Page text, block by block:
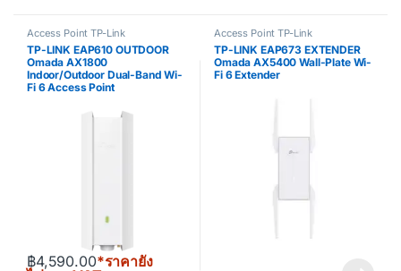
Access Point TP-Link
TP-LINK EAP610 OUTDOOR
Omada AX1800
Indoor/Outdoor Dual-Band Wi-
Fi 6 Access Point
฿4,590.00*ราคายัง
Access Point TP-Link
TP-LINK EAP673 EXTENDER
Omada AX5400 Wall-Plate Wi-
Fi 6 Extender